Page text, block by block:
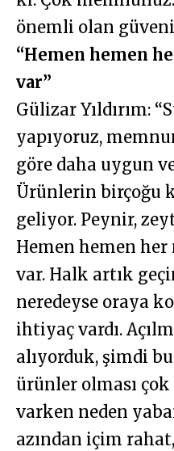
önemli olan
“Hemen hemen
var”
Gülizar Yıldırım:
yapıyoruz,
göre daha uygun
Ürünlerin birçoğu
geliyor. Peynir,
Hemen hemen
var. Halk artık
neredeyse oraya
ihtiyaç vardı.
alıyorduk, şimdi
ürünler olması
varken neden
azından içim